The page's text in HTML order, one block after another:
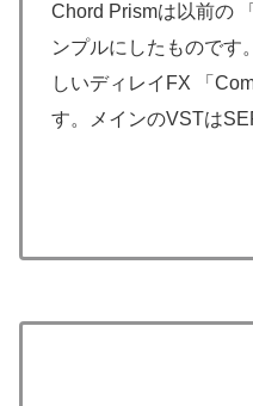
Chord Prismは以前の
ンプルにしたものです
しいディレイFX 「
す。メインのVSTは